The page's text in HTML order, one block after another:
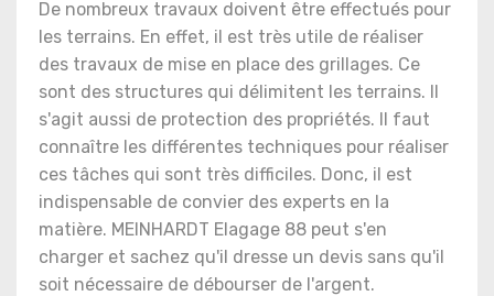
De nombreux travaux doivent être effectués pour
les terrains. En effet, il est très utile de réaliser
des travaux de mise en place des grillages. Ce
sont des structures qui délimitent les terrains. Il
s'agit aussi de protection des propriétés. Il faut
connaître les différentes techniques pour réaliser
ces tâches qui sont très difficiles. Donc, il est
indispensable de convier des experts en la
matière. MEINHARDT Elagage 88 peut s'en
charger et sachez qu'il dresse un devis sans qu'il
soit nécessaire de débourser de l'argent.